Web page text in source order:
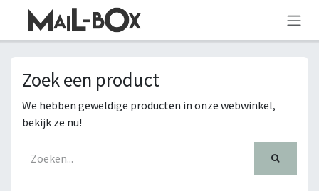
OVERSLAAN NAAR INHOUD
Zoek een product
We hebben geweldige producten in onze webwinkel,
bekijk ze nu!